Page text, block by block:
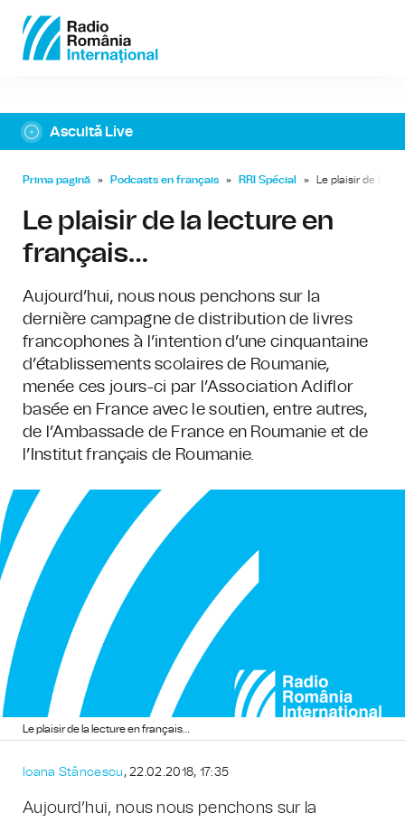
Ascultă Live
Prima pagină » Podcasts en français » RRI Spécial » Le plaisir de la
Le plaisir de la lecture en
français…
Aujourd’hui, nous nous penchons sur la
dernière campagne de distribution de livres
francophones à l’intention d’une cinquantaine
d’établissements scolaires de Roumanie,
menée ces jours-ci par l’Association Adiflor
basée en France avec le soutien, entre autres,
de l’Ambassade de France en Roumanie et de
l’Institut français de Roumanie.
Le plaisir de la lecture en français…
Ioana Stăncescu , 22.02.2018, 17:35
Aujourd’hui, nous nous penchons sur la